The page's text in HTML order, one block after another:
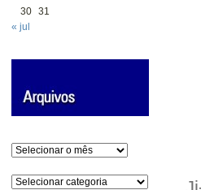
30 31
« jul
Arquivos
Categorias